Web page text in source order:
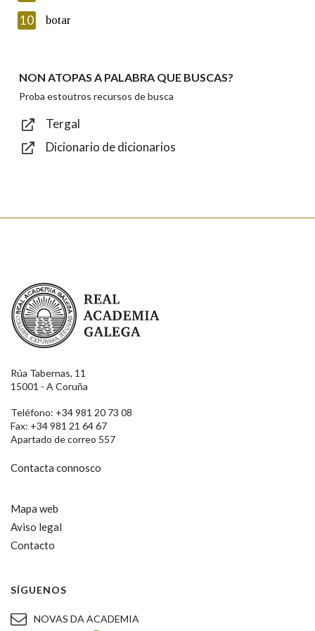
Introduce o código que aparece na imaxe:
Texto de verificación
10 botar
NON ATOPAS A PALABRA QUE BUSCAS?
Proba estoutros recursos de busca
Tergal
Dicionario de dicionarios
Real Academia Galega
Rúa Tabernas, 11
15001 - A Coruña
Teléfono: +34 981 20 73 08
Fax: +34 981 21 64 67
Apartado de correo 557
Contacta connosco
Mapa web
Aviso legal
Contacto
SÍGUENOS
NOVAS DA ACADEMIA